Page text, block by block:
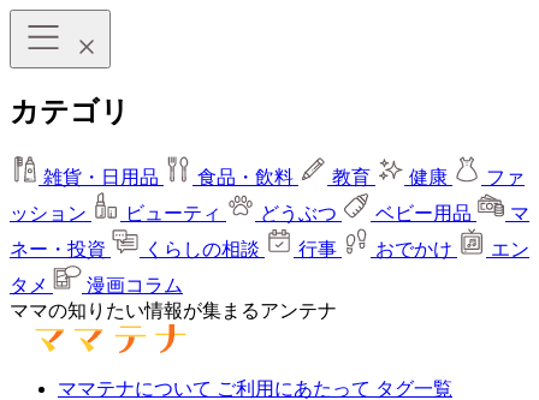
カテゴリ
雑貨・日用品 食品・飲料 教育 健康
ファ
ッション
ビューティ どうぶつ ベビー用品
マ
ネー・投資
くらしの相談 行事 おでかけ
エン
タメ
漫画コラム
ママの知りたい情報が集まるアンテナ
ママテナについて ご利用にあたって タグ一覧